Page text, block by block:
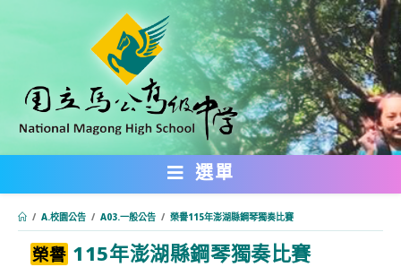
內
選單
/ A.校園公告 / A03.一般公告 / 榮譽115年澎湖縣鋼琴獨奏比賽
榮譽 115年澎湖縣鋼琴獨奏比賽